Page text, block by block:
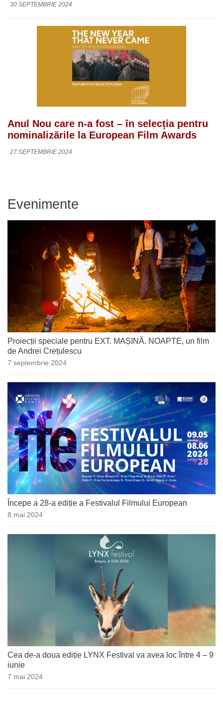
30 SEPTEMBRIE 2024
Anul Nou care n-a fost – în selecția pentru
nominalizările la European Film Awards
27 SEPTEMBRIE 2024
Evenimente
Proiecții speciale pentru EXT. MAȘINĂ. NOAPTE, un film
de Andrei Crețulescu
7 septembrie 2024
Începe a 28-a ediție a Festivalul Filmului European
8 mai 2024
Cea de-a doua ediție LYNX Festival va avea loc între 4 – 9
iunie
7 mai 2024